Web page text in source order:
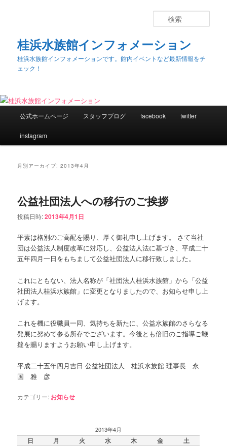
桂浜水族館インフォメーション
桂浜水族館インフォメーションです。館内イベントなど最新情報をチ
ェック！
索
メ
メ
イ
ン
ン
へ
動
サ
ブ
テ
ツ
移
公式ホームページ スタッフブログ facebook twitter
instagram
月別アーカイブ:2013年4月
公益社団法人への移行のご挨拶
投稿日時:2013年4月1日
平素は格別のご高配を賜り、厚く御礼申し上げます。 さて当社
団は公益法人制度改革に対応し、公益法人法に基づき、平成二十
五年四月一日をもちまして公益社団法人に移行致しました。
これにともない、法人名称が「社団法人桂浜水族館」から「公益
社団法人桂浜水族館」に変更となりましたので、お知らせ申し上
げます。
これを機に役職員一同、気持ちを新たに、公益水族館のさらなる
発展に努めて参る所存でございます。今後とも倍旧のご指導ご鞭
撻を賜りますようお願い申し上げます。
平成二十五年四月吉日 公益社団法人 桂浜水族館 理事長 永
国 雅 彦
カテゴリー: お知らせ
2013年4月
日 月 火 水 木 金 土